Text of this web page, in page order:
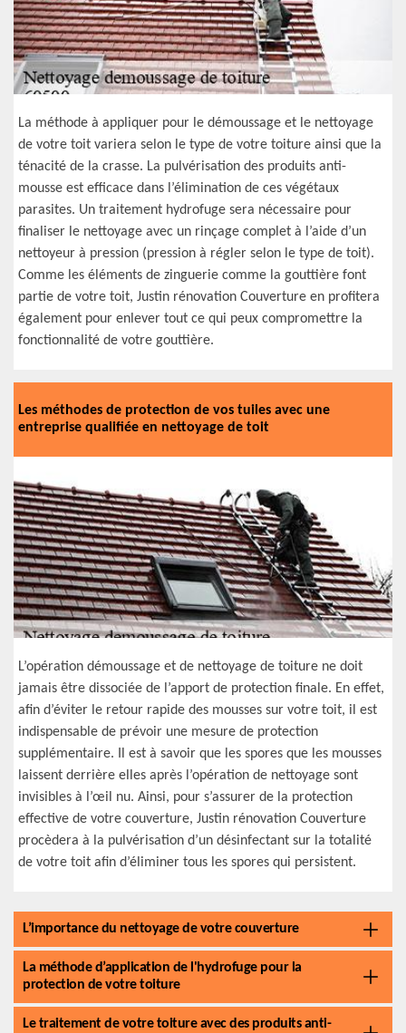
La méthode à appliquer pour le démoussage et le nettoyage
de votre toit variera selon le type de votre toiture ainsi que la
ténacité de la crasse. La pulvérisation des produits anti-
mousse est efficace dans l’élimination de ces végétaux
parasites. Un traitement hydrofuge sera nécessaire pour
finaliser le nettoyage avec un rinçage complet à l’aide d’un
nettoyeur à pression (pression à régler selon le type de toit).
Comme les éléments de zinguerie comme la gouttière font
partie de votre toit, Justin rénovation Couverture en profitera
également pour enlever tout ce qui peux compromettre la
fonctionnalité de votre gouttière.
Les méthodes de protection de vos tuiles avec une
entreprise qualifiée en nettoyage de toit
L’opération démoussage et de nettoyage de toiture ne doit
jamais être dissociée de l’apport de protection finale. En effet,
afin d’éviter le retour rapide des mousses sur votre toit, il est
indispensable de prévoir une mesure de protection
supplémentaire. Il est à savoir que les spores que les mousses
laissent derrière elles après l’opération de nettoyage sont
invisibles à l’œil nu. Ainsi, pour s’assurer de la protection
effective de votre couverture, Justin rénovation Couverture
procèdera à la pulvérisation d’un désinfectant sur la totalité
de votre toit afin d’éliminer tous les spores qui persistent.
L’importance du nettoyage de votre couverture
La méthode d’application de l'hydrofuge pour la
protection de votre toiture
Le traitement de votre toiture avec des produits anti-